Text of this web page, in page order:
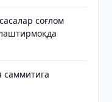
соғлом